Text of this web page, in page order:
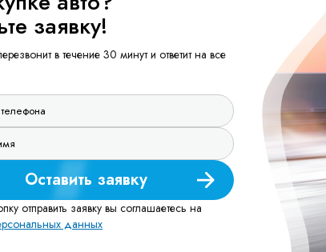
заявку!
в течение 30 минут и ответит на все
Оставить заявку
отправить заявку вы соглашаетесь на
данных